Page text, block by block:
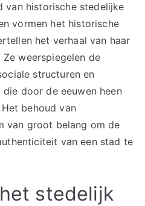
van historische stedelijke
vormen het historische
het verhaal van haar
weerspiegelen de
structuren en
door de eeuwen heen
behoud van
van groot belang om de
van een stad te
stedelijk